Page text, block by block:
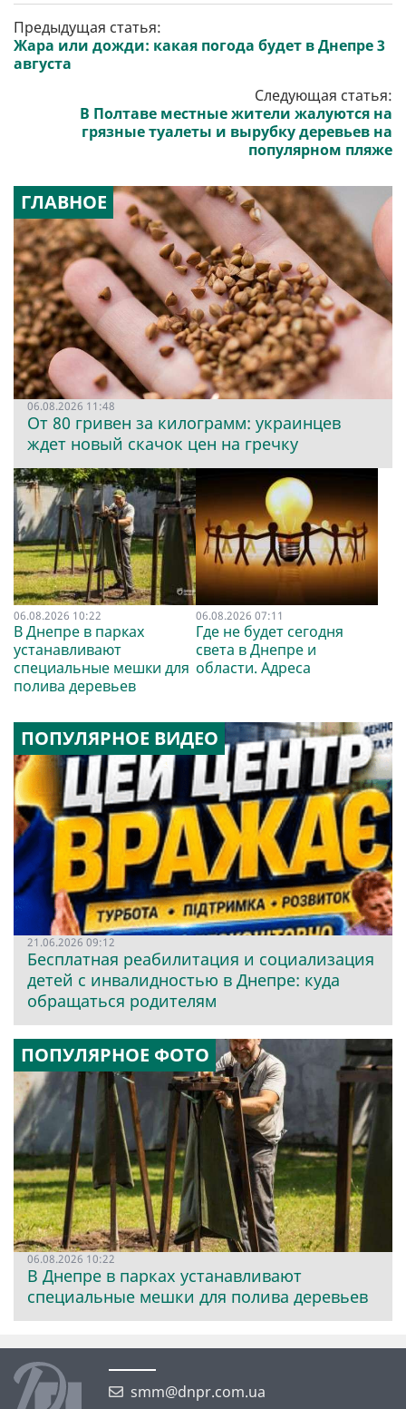
Предыдущая статья:
Жара или дожди: какая погода будет в Днепре 3
августа
Следующая статья:
В Полтаве местные жители жалуются на
грязные туалеты и вырубку деревьев на
популярном пляже
ГЛАВНОЕ
06.08.2026 11:48
От 80 гривен за килограмм: украинцев
ждет новый скачок цен на гречку
06.08.2026 10:22
В Днепре в парках
устанавливают
специальные мешки для
полива деревьев
06.08.2026 07:11
Где не будет сегодня
света в Днепре и
области. Адреса
ПОПУЛЯРНОЕ ВИДЕО
21.06.2026 09:12
Бесплатная реабилитация и социализация
детей с инвалидностью в Днепре: куда
обращаться родителям
ПОПУЛЯРНОЕ ФОТО
06.08.2026 10:22
В Днепре в парках устанавливают
специальные мешки для полива деревьев
smm@dnpr.com.ua